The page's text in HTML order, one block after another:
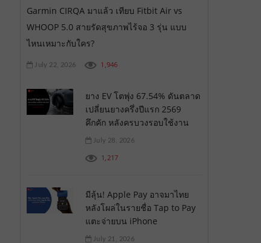
Garmin CIRQA มาแล้ว เทียบ Fitbit Air vs
WHOOP 5.0 สายรัดสุขภาพไร้จอ 3 รุ่น แบบ
ไหนเหมาะกับใคร?
July 22, 2026 1,946
ยาง EV โตพุ่ง 67.54% ดันตลาด
เปลี่ยนยางครึ่งปีแรก 2569
คึกคัก หลังครบวงรอบใช้งาน
July 28, 2026
1,217
มีลุ้น! Apple Pay อาจมาไทย
หลังโผล่ในรายชื่อ Tap to Pay
แตะจ่ายบน iPhone
July 21, 2026